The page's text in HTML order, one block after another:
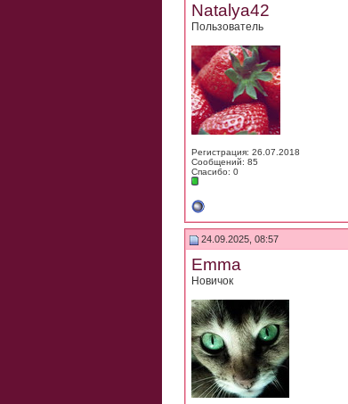
Natalya42
Пользователь
Регистрация: 26.07.2018
Сообщений: 85
Спасибо: 0
24.09.2025, 08:57
Emma
Новичок